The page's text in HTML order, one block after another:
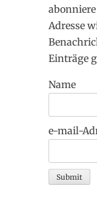
Adresse
Einträge
Name
e-mail-